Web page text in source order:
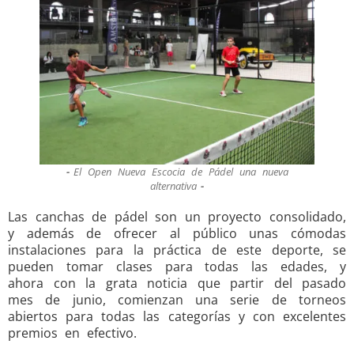
El Open Nueva Escocia de Pádel una nueva
alternativa
Las canchas de pádel son un proyecto consolidado,
y además de ofrecer al público unas cómodas
instalaciones para la práctica de este deporte, se
pueden tomar clases para todas las edades, y
ahora con la grata noticia que partir del pasado
mes de junio, comienzan una serie de torneos
abiertos para todas las categorías y con excelentes
premios en efectivo.